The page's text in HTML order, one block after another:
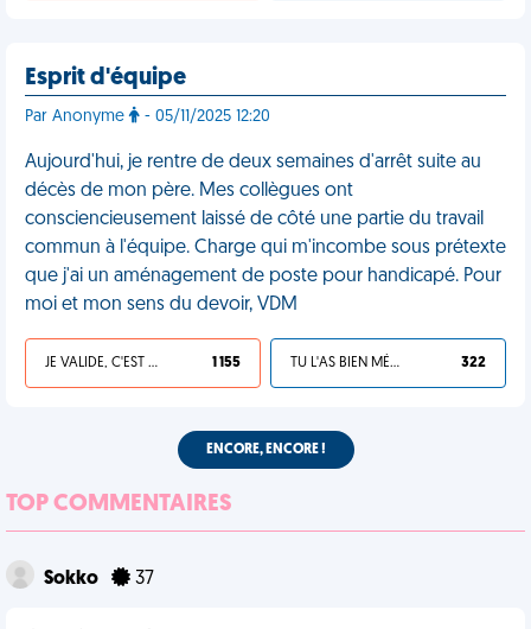
Esprit d'équipe
Par Anonyme - 05/11/2025 12:20
Aujourd'hui, je rentre de deux semaines d'arrêt suite au
décès de mon père. Mes collègues ont
consciencieusement laissé de côté une partie du travail
commun à l'équipe. Charge qui m'incombe sous prétexte
que j'ai un aménagement de poste pour handicapé. Pour
moi et mon sens du devoir, VDM
JE VALIDE, C'EST UNE VDM 1 155 TU L'AS BIEN MÉRITÉ 322
ENCORE, ENCORE !
TOP COMMENTAIRES
Sokko 37